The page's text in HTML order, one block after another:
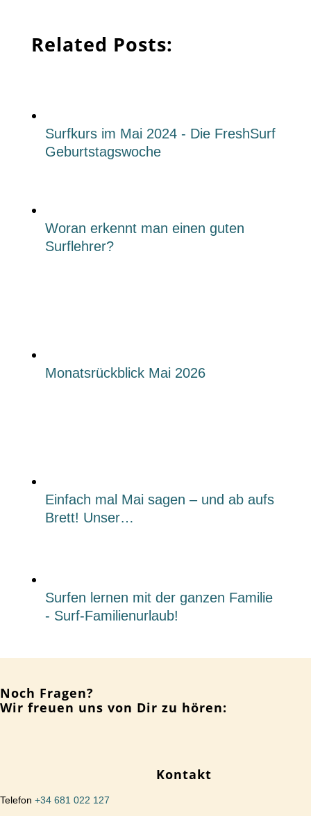
Related Posts:
Surfkurs im Mai 2024 - Die FreshSurf
Geburtstagswoche
Woran erkennt man einen guten
Surflehrer?
Monatsrückblick Mai 2026
Einfach mal Mai sagen – und ab aufs
Brett! Unser…
Surfen lernen mit der ganzen Familie
- Surf-Familienurlaub!
Noch Fragen?
Wir freuen uns von Dir zu hören:
Kontakt
Telefon +34 681 022 127